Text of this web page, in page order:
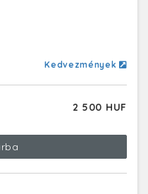
Kedvezmények
2 500 HUF